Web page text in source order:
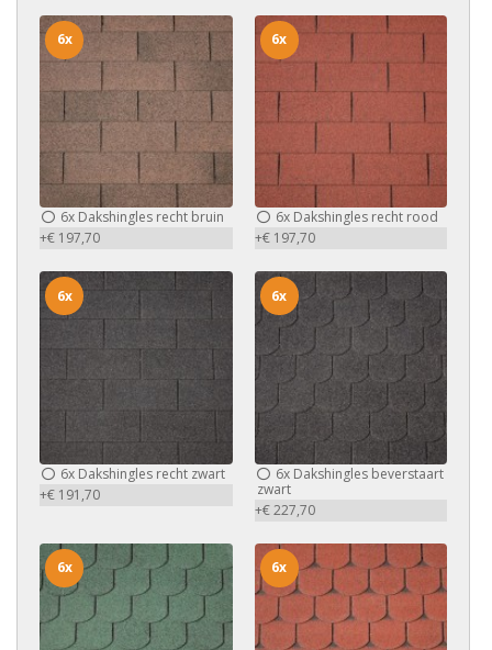
6x Dakshingles recht bruin
+€ 197,70
6x
6xDakshingles recht rood
+€ 197,70
6x
6x Dakshingles recht zwart
+€ 191,70
6x
6xDakshingles beverstaart
zwart
+€ 227,70
6x
6x 6x